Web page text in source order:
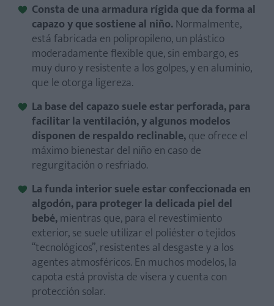
Consta de una armadura rígida que da forma al
capazo y que sostiene al niño.Normalmente,
está fabricada en polipropileno, un plástico
moderadamente flexible que, sin embargo, es
muy duro y resistente a los golpes, y en aluminio,
que le otorga ligereza.
La base del capazo suele estar perforada, para
facilitar la ventilación, y algunos modelos
disponen de respaldo reclinable,que ofrece el
máximo bienestar del niño en caso de
regurgitación o resfriado.
La funda interior suele estar confeccionada en
algodón, para proteger la delicada piel del
bebé,mientras que, para el revestimiento
exterior, se suele utilizar el poliéster o tejidos
“tecnológicos”, resistentes al desgaste y a los
agentes atmosféricos. En muchos modelos, la
capota está provista de visera y cuenta con
protección solar.